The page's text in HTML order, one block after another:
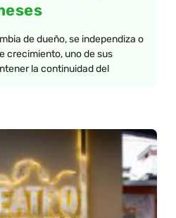
de dueño, se independiza o
crecimiento, uno de sus
la continuidad del